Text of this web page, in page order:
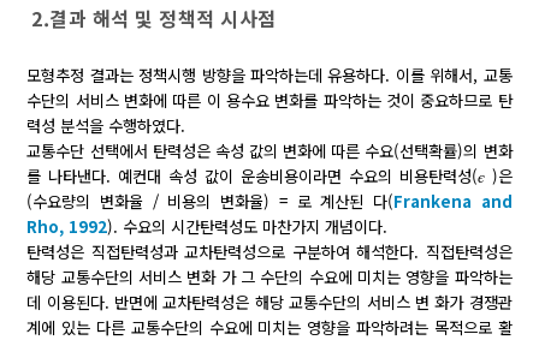
2.결과 해석 및 정책적 시사점
모형추정 결과는 정책시행 방향을 파악하는데 유용하다. 이를 위해서, 교통
수단의 서비스 변화에 따른 이 용수요 변화를 파악하는 것이 중요하므로 탄
력성 분석을 수행하였다.
교통수단 선택에서 탄력성은 속성 값의 변화에 따른 수요(선택확률)의 변화
를 나타낸다. 예컨대 속성 값이 운송비용이라면 수요의 비용탄력성(є)은
(수요량의 변화율 / 비용의 변화율) = 로 계산된 다(Frankena and
Rho, 1992). 수요의 시간탄력성도 마찬가지 개념이다.
탄력성은 직접탄력성과 교차탄력성으로 구분하여 해석한다. 직접탄력성은
해당 교통수단의 서비스 변화 가 그 수단의 수요에 미치는 영향을 파악하는
데 이용된다. 반면에 교차탄력성은 해당 교통수단의 서비스 변 화가 경쟁관
계에 있는 다른 교통수단의 수요에 미치는 영향을 파악하려는 목적으로 활